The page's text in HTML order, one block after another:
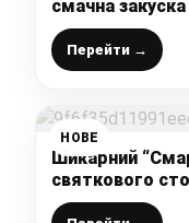
смачна
недорого,
Перейти →
НОВЕ
Шикарний
святкового
красиво, що